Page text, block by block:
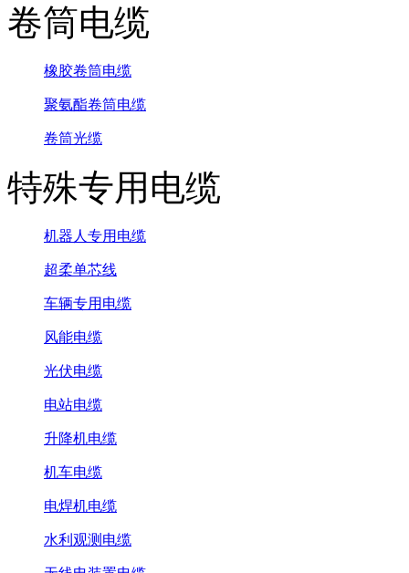
卷筒电缆
橡胶卷筒电缆
聚氨酯卷筒电缆
卷筒光缆
特殊专用电缆
机器人专用电缆
超柔单芯线
车辆专用电缆
风能电缆
光伏电缆
电站电缆
升降机电缆
机车电缆
电焊机电缆
水利观测电缆